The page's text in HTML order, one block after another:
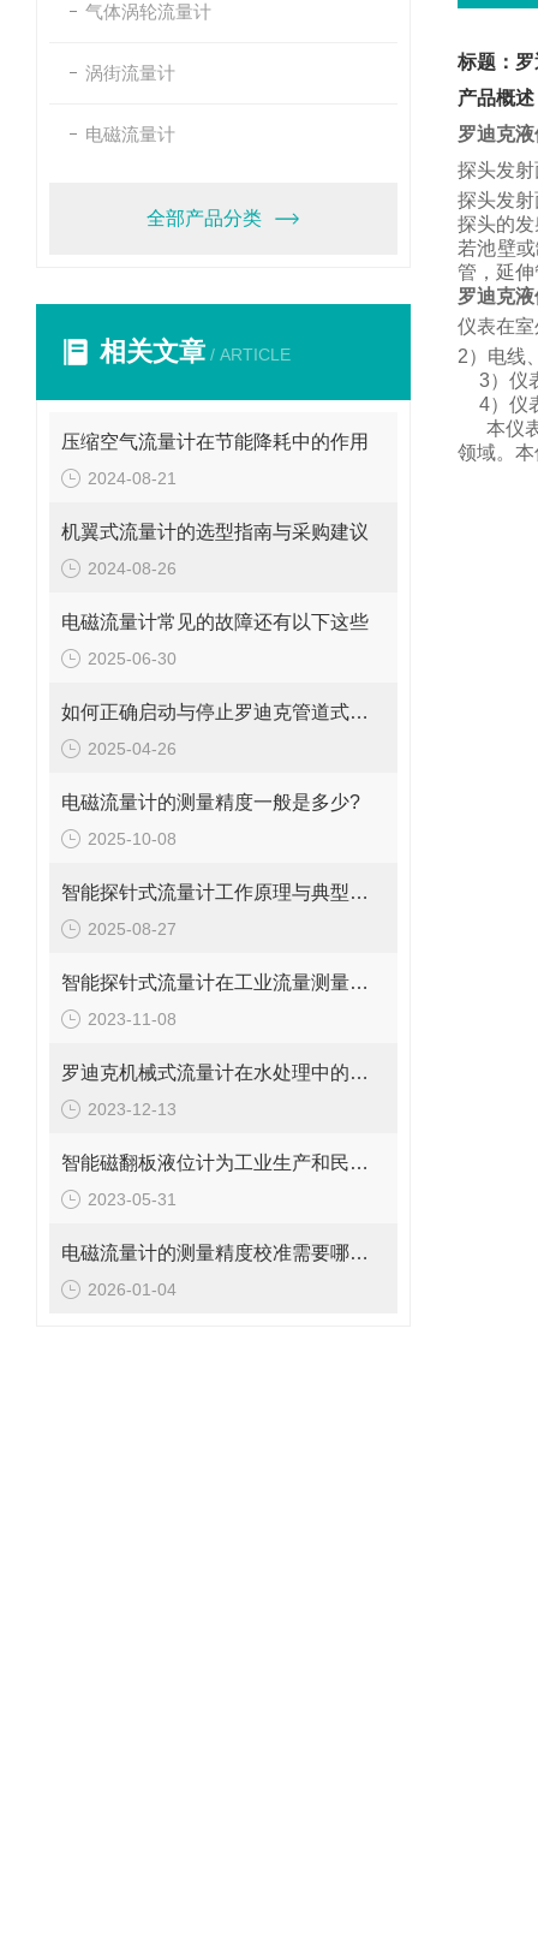
气体涡轮流量计
涡街流量计
电磁流量计
全部产品分类
相关文章 / ARTICLE
压缩空气流量计在节能降耗中的作用
2024-08-21
机翼式流量计的选型指南与采购建议
2024-08-26
电磁流量计常见的故障还有以下这些
2025-06-30
如何正确启动与停止罗迪克管道式流量计？操作要点要牢记
2025-04-26
电磁流量计的测量精度一般是多少?
2025-10-08
智能探针式流量计工作原理与典型应用
2025-08-27
智能探针式流量计在工业流量测量中的应用
2023-11-08
罗迪克机械式流量计在水处理中的应用
2023-12-13
智能磁翻板液位计为工业生产和民用生活提供了重要的保障
2023-05-31
电磁流量计的测量精度校准需要哪些工具和设备?
2026-01-04
标题：
产品概述
罗迪克
探头发
探头发
探头的
若池壁
管， 延
罗迪克
仪表在
2）电线
3）仪
4）仪
本仪
领域。 本